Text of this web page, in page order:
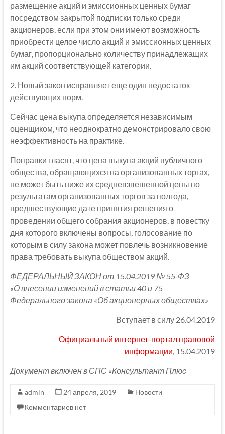
размещение акций и эмиссионных ценных бумаг
посредством закрытой подписки только среди
акционеров, если при этом они имеют возможность
приобрести целое число акций и эмиссионных ценных
бумаг, пропорционально количеству принадлежащих
им акций соответствующей категории.
2. Новый закон исправляет еще один недостаток
действующих норм.
Сейчас цена выкупа определяется независимым
оценщиком, что неоднократно демонстрировало свою
неэффективность на практике.
Поправки гласят, что цена выкупа акций публичного
общества, обращающихся на организованных торгах,
не может быть ниже их средневзвешенной цены по
результатам организованных торгов за полгода,
предшествующие дате принятия решения о
проведении общего собрания акционеров, в повестку
дня которого включены вопросы, голосование по
которым в силу закона может повлечь возникновение
права требовать выкупа обществом акций.
ФЕДЕРАЛЬНЫЙ ЗАКОН от 15.04.2019 № 55-ФЗ
«О внесении изменений в статьи 40 и 75
Федерального закона «Об акционерных обществах»
Вступает в силу 26.04.2019
Официальный интернет-портал правовой
информации, 15.04.2019
Документ включен в СПС «Консультант Плюс
admin 24 апреля, 2019
Новости
Комментариев нет